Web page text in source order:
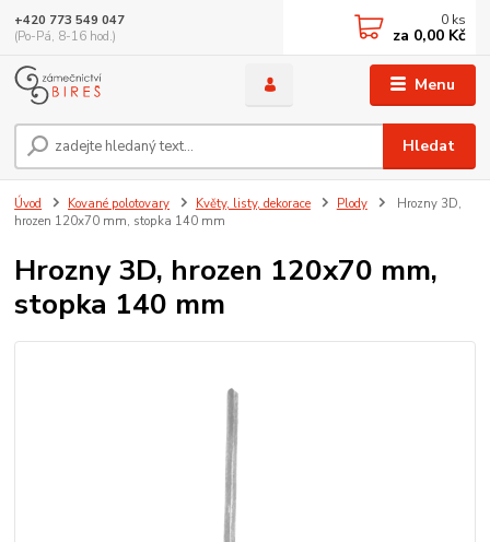
Menu
Hledat
+420 773 549 047
(Po-Pá, 8-16 hod.)
0 ks
za 0,00 Kč
Úvod Kované polotovary Květy, listy, dekorace Plody
Hrozny 3D,
hrozen 120x70 mm, stopka 140 mm
Hrozny 3D, hrozen 120x70 mm,
stopka 140 mm